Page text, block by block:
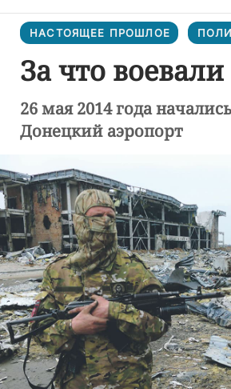
НАСТОЯЩЕЕ ПРОШЛОЕ
За что воевали
26 мая 2014 года
Донецкий аэропорт